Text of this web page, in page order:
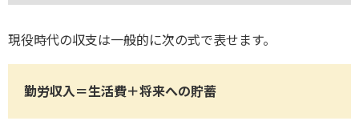
現役時代の収支は一般的に次の式で表せます。
勤労収入＝生活費＋将来への貯蓄